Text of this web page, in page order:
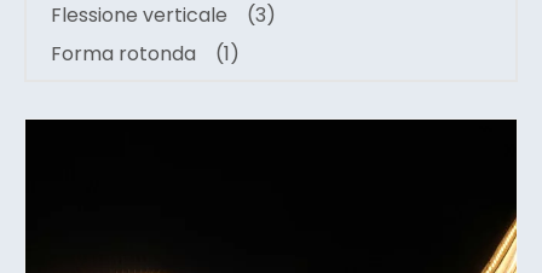
Flessione verticale
(3)
Forma rotonda
(1)